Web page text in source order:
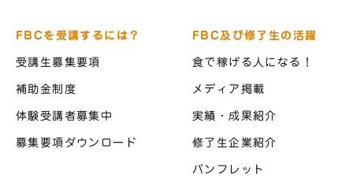
FBCを受講するには？
受講生募集要項
補助金制度
体験受講者募集中
募集要項ダウンロード
FBC及び修了生の活躍
食で稼げる人になる！
メディア掲載
実績・成果紹介
修了生企業紹介
パンフレット